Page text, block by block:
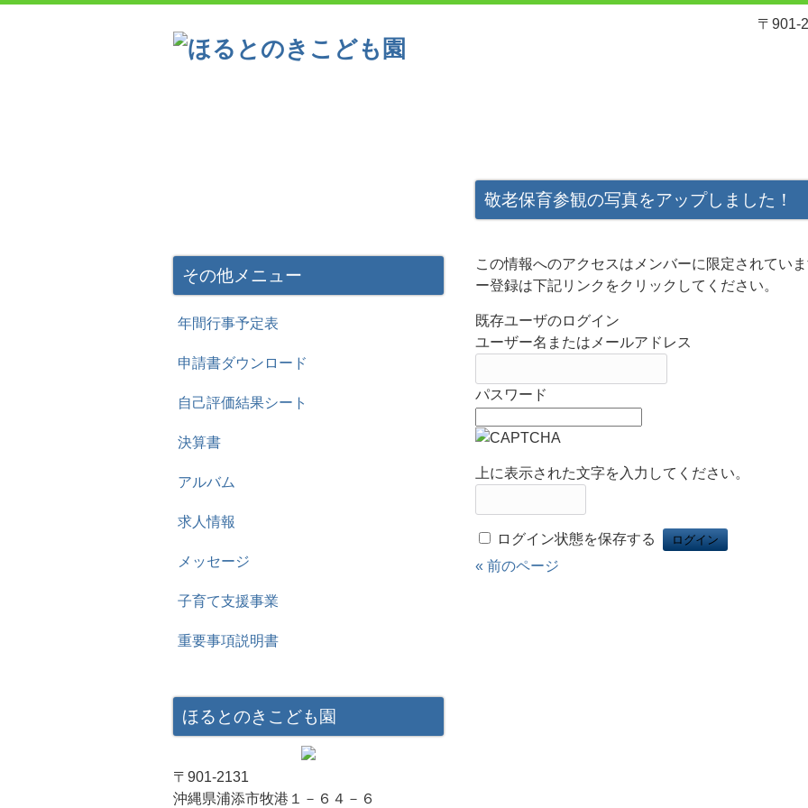
〒901-
敬老保育参観の写真をアップしました！
この情報へのアクセスはメンバーに限定されてい
ー登録は下記リンクをクリックしてください。
既存ユーザのログイン
ユーザー名またはメールアドレス
パスワード
上に表示された文字を入力してください。
ログイン状態を保存する
« 前のページ
その他メニュー
年間行事予定表
申請書ダウンロード
自己評価結果シート
決算書
アルバム
求人情報
メッセージ
子育て支援事業
重要事項説明書
ほるとのきこども園
〒901-2131
沖縄県浦添市牧港１－６４－６